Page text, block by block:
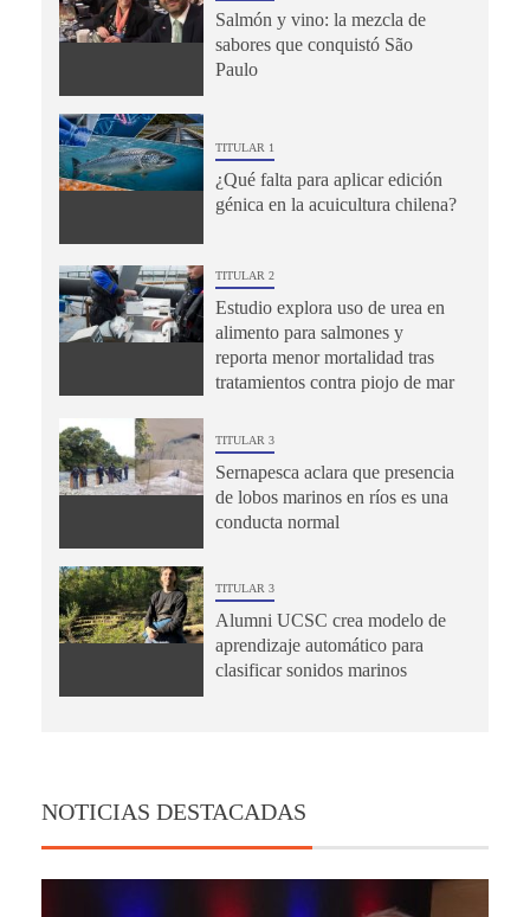
Salmón y vino: la mezcla de
sabores que conquistó São
Paulo
TITULAR 1
¿Qué falta para aplicar edición
génica en la acuicultura chilena?
TITULAR 2
Estudio explora uso de urea en
alimento para salmones y
reporta menor mortalidad tras
tratamientos contra piojo de mar
TITULAR 3
Sernapesca aclara que presencia
de lobos marinos en ríos es una
conducta normal
TITULAR 3
Alumni UCSC crea modelo de
aprendizaje automático para
clasificar sonidos marinos
NOTICIAS DESTACADAS